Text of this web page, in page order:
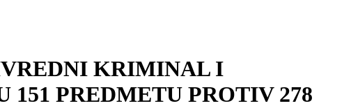
KRIMINAL I
151 PREDMETU PROTIV 278